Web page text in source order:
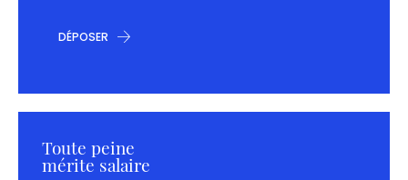
DÉPOSER
Toute peine
mérite salaire